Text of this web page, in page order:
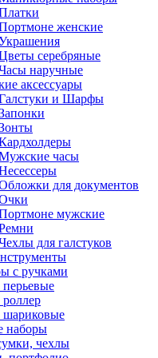
женские
серебряные
наручные
аксессуары
и Шарфы
часы
для документов
мужские
для галстуков
с ручками
шариковые
наборы
чехлы